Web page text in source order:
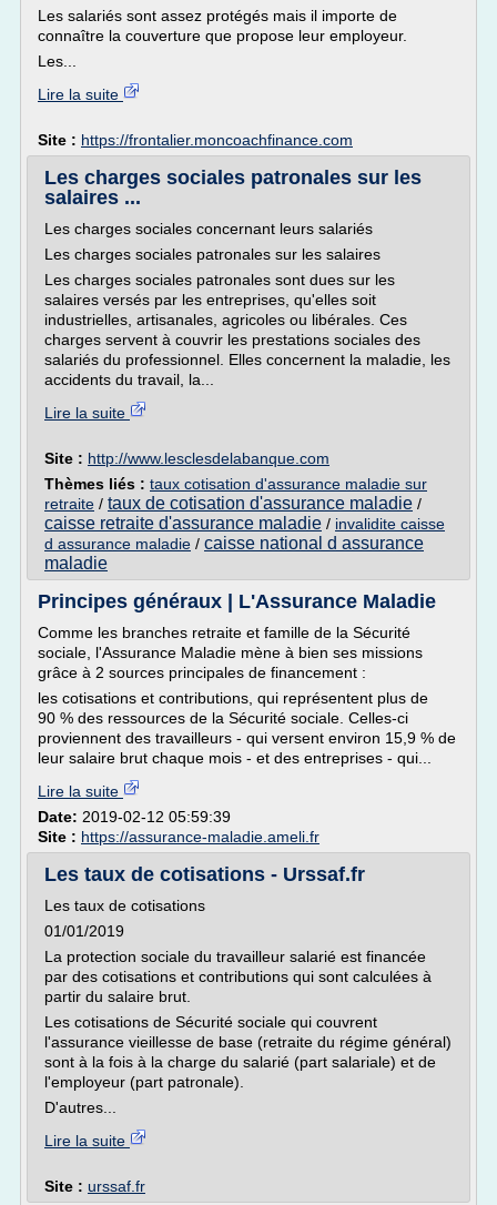
Les salariés sont assez protégés mais il importe de
connaître la couverture que propose leur employeur.
Les...
Lire la suite
Site : https://frontalier.moncoachfinance.com
Les charges sociales patronales sur les
salaires ...
Les charges sociales concernant leurs salariés
Les charges sociales patronales sur les salaires
Les charges sociales patronales sont dues sur les
salaires versés par les entreprises, qu'elles soit
industrielles, artisanales, agricoles ou libérales. Ces
charges servent à couvrir les prestations sociales des
salariés du professionnel. Elles concernent la maladie, les
accidents du travail, la...
Lire la suite
Site : http://www.lesclesdelabanque.com
Thèmes liés : taux cotisation d'assurance maladie sur
retraite / taux de cotisation d'assurance maladie /
caisse retraite d'assurance maladie / invalidite caisse
d assurance maladie / caisse national d assurance
maladie
Principes généraux | L'Assurance Maladie
Comme les branches retraite et famille de la Sécurité
sociale, l'Assurance Maladie mène à bien ses missions
grâce à 2 sources principales de financement :
les cotisations et contributions, qui représentent plus de
90 % des ressources de la Sécurité sociale. Celles-ci
proviennent des travailleurs - qui versent environ 15,9 % de
leur salaire brut chaque mois - et des entreprises - qui...
Lire la suite
Date: 2019-02-12 05:59:39
Site : https://assurance-maladie.ameli.fr
Les taux de cotisations - Urssaf.fr
Les taux de cotisations
01/01/2019
La protection sociale du travailleur salarié est financée
par des cotisations et contributions qui sont calculées à
partir du salaire brut.
Les cotisations de Sécurité sociale qui couvrent
l'assurance vieillesse de base (retraite du régime général)
sont à la fois à la charge du salarié (part salariale) et de
l'employeur (part patronale).
D'autres...
Lire la suite
Site : urssaf.fr